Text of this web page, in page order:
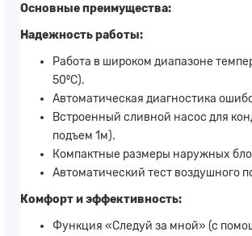
Основные преимущества:
Надежность работы:
Работа в широком диапазоне
50⁰С).
Автоматическая диагностика
Встроенный сливной насос для
подъем 1м).
Компактные размеры наружных
Автоматический тест воздушного
Комфорт и эффективность:
Функция «Следуй за мной» (с